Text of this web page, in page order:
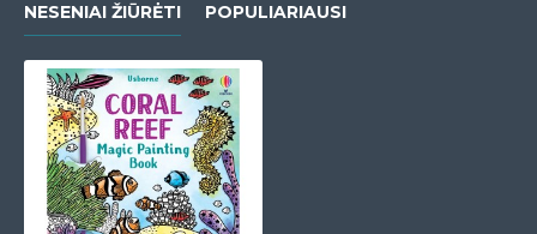
NESENIAI ŽIŪRĖTI POPULIARIAUSI